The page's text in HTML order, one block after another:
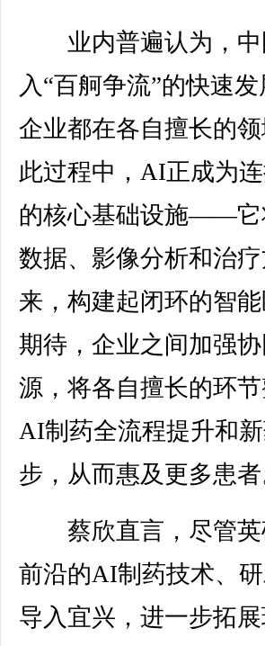
业内普遍认为，中
入“百舸争流”的快速
企业都在各自擅长的
此过程中，AI正成为
的核心基础设施——它
数据、影像分析和治
来，构建起闭环的智
期待，企业之间加强
源，将各自擅长的环
AI制药全流程提升和
步，从而惠及更多患者
蔡欣直言，尽管英
前沿的AI制药技术、
导入宜兴，进一步拓